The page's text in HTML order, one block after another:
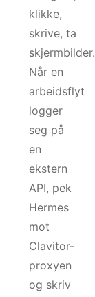
klikke,
skrive, ta
skjermbilder.
Når en
arbeidsflyt
logger
seg på
en
ekstern
API, pek
Hermes
mot
Clavitor-
proxyen
og skriv